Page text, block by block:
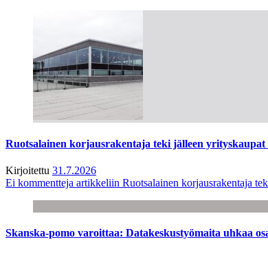
Ruotsalainen korjausrakentaja teki jälleen yrityskaupat
Kirjoitettu 31.7.2026
Ei kommentteja artikkeliin Ruotsalainen korjausrakentaja
Skanska-pomo varoittaa: Datakeskustyömaita uhkaa